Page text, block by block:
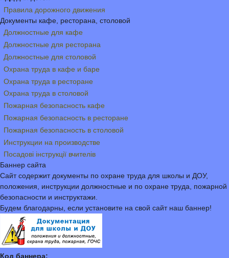
Правила дорожного движения
Документы кафе, ресторана, столовой
Должностные для кафе
Должностные для ресторана
Должностные для столовой
Охрана труда в кафе и баре
Охрана труда в ресторане
Охрана труда в столовой
Пожарная безопасность кафе
Пожарная безопасность в ресторане
Пожарная безопасность в столовой
Инструкции на производстве
Посадові інструкції вчителів
Баннер сайта
Сайт содержит документы по охране труда для школы и ДОУ,
положения, инструкции должностные и по охране труда, пожарной
безопасности и инструктажи.
Будем благодарны, если установите на свой сайт наш баннер!
Код баннера: